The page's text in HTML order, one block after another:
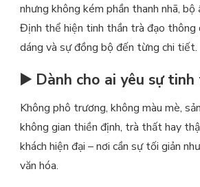
nhưng không kém phần thanh nhã, bộ
Định thể hiện tinh thần trà đạo thông
dáng và sự đồng bộ đến từng chi tiết.
▶️ Dành cho ai yêu sự
Không phô trương, không màu mè,
không gian thiền định, trà thất hay
khách hiện đại – nơi cần sự tối giản
văn hóa.